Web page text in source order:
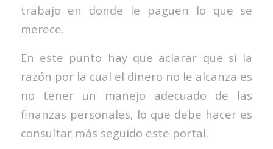
trabajo en donde le paguen lo que se
merece.
En este punto hay que aclarar que si la
razón por la cual el dinero no le alcanza es
no tener un manejo adecuado de las
finanzas personales, lo que debe hacer es
consultar más seguido este portal.